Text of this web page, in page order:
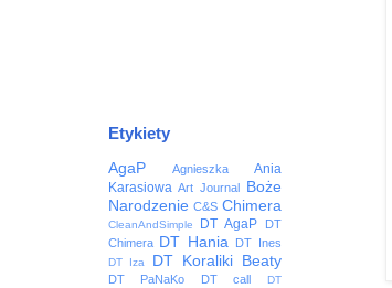
Etykiety
AgaP Agnieszka
Ania
Karasiowa Art Journal
Boże
Narodzenie C&S Chimera
CleanAndSimple DT AgaP
DT
Chimera DT Hania DT Ines
DT Iza DT Koraliki Beaty
DT PaNaKo DT call
DT